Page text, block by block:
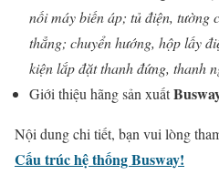
nối máy biến áp; tủ điện, tường
thẳng; chuyển hướng, hộp lấy
kiện lắp đặt thanh đứng, thanh
Giới thiệu hãng sản xuất
Nội dung chi tiết, bạn vui lòng
Cấu trúc hệ thống Busway!